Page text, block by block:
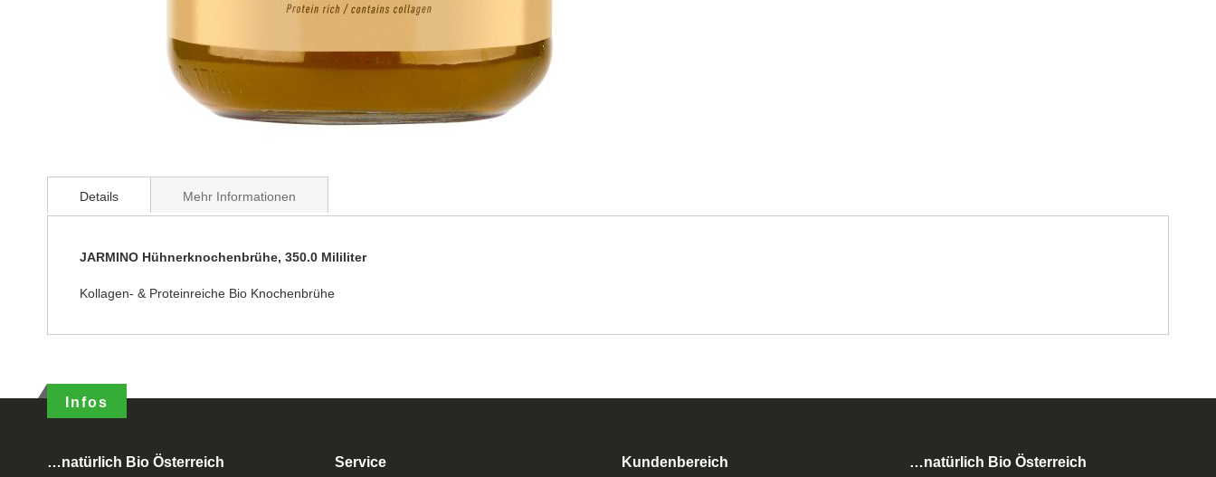
Details
JARMINO Hühnerknochenbrühe, 350.0 Mililiter
Kollagen- & Proteinreiche Bio Knochenbrühe
Mehr Informationen
Infos
…natürlich Bio Österreich Service Kundenbereich …natürlich Bio Österreich